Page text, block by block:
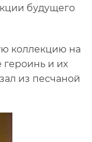
будущего
коллекцию на
героинь и их
из песчаной